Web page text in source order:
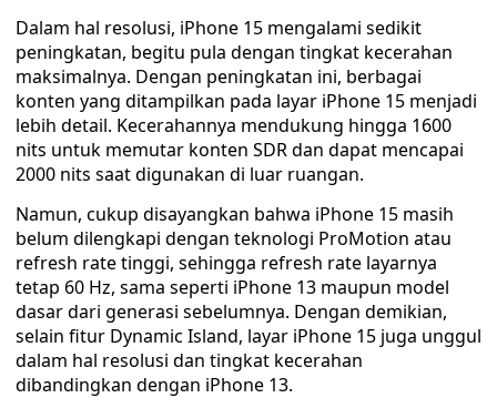
Dalam hal resolusi, iPhone 15 mengalami sedikit
peningkatan, begitu pula dengan tingkat kecerahan
maksimalnya. Dengan peningkatan ini, berbagai
konten yang ditampilkan pada layar iPhone 15 menjadi
lebih detail. Kecerahannya mendukung hingga 1600
nits untuk memutar konten SDR dan dapat mencapai
2000 nits saat digunakan di luar ruangan.
Namun, cukup disayangkan bahwa iPhone 15 masih
belum dilengkapi dengan teknologi ProMotion atau
refresh rate tinggi, sehingga refresh rate layarnya
tetap 60 Hz, sama seperti iPhone 13 maupun model
dasar dari generasi sebelumnya. Dengan demikian,
selain fitur Dynamic Island, layar iPhone 15 juga unggul
dalam hal resolusi dan tingkat kecerahan
dibandingkan dengan iPhone 13.